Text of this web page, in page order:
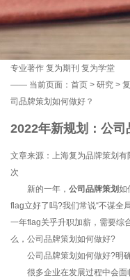
专业著作 复为期刊 复为学堂
—— 当前页面： 首页 > 研究 >
司品牌策划如何做好？
2022年新规划：公司
文章来源：上海复为品牌策划
次
新的一年， 公司品牌策划如
flag立好了吗?我们常说“不谋全
一年flag关乎升职加薪，需要综
么，公司品牌策划如何做好?
公司品牌策划如何做好?明
很多企业在发展过程中会面